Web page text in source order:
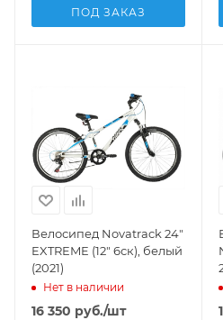
ПОД ЗАКАЗ
Велосипед Novatrack 24"
EXTREME (12" 6ск), белый
(2021)
Нет в наличии
16 350 руб./шт